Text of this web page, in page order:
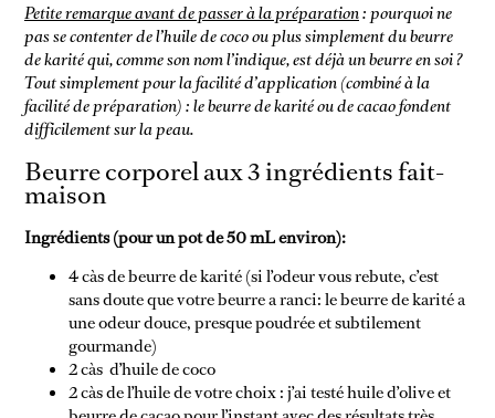
Petite remarque avant de passer à la préparation: pourquoi ne
pas se contenter de l’huile de coco ou plus simplement du beurre
de karité qui, comme son nom l’indique, est déjà un beurre en soi ?
Tout simplement pour la facilité d’application (combiné à la
facilité de préparation) : le beurre de karité ou de cacao fondent
difficilement sur la peau.
Beurre corporel aux 3 ingrédients fait-
maison
Ingrédients (pour un pot de 50 mL environ):
4 càs de beurre de karité (si l’odeur vous rebute, c’est
sans doute que votre beurre a ranci: le beurre de karité a
une odeur douce, presque poudrée et subtilement
gourmande)
2 càs d’huile de coco
2 càs de l’huile de votre choix : j’ai testé huile d’olive et